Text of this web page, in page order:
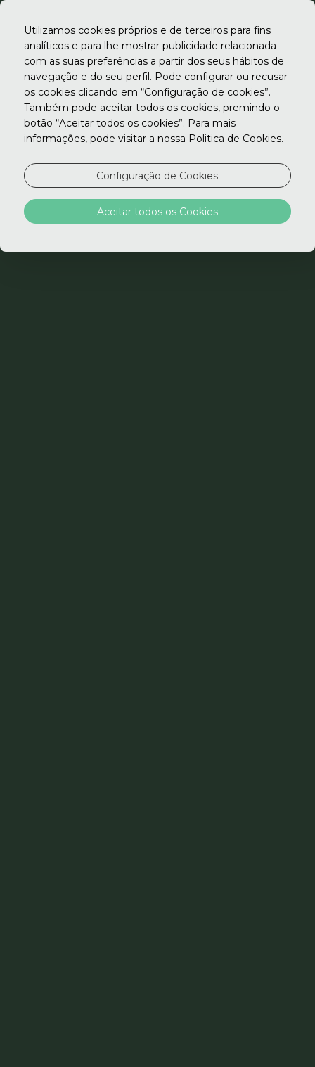
Utilizamos cookies próprios e de terceiros para fins
analíticos e para lhe mostrar publicidade relacionada
com as suas preferências a partir dos seus hábitos de
navegação e do seu perfil. Pode configurar ou recusar
os cookies clicando em “Configuração de cookies”.
Também pode aceitar todos os cookies, premindo o
botão “Aceitar todos os cookies”. Para mais
informações, pode visitar a nossa Politica de Cookies.
Configuração de Cookies
Aceitar todos os Cookies